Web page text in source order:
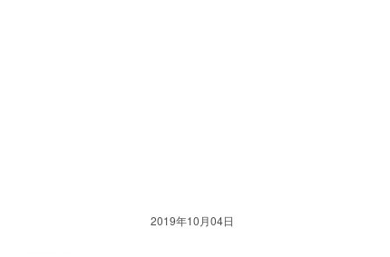
2019年10月04日